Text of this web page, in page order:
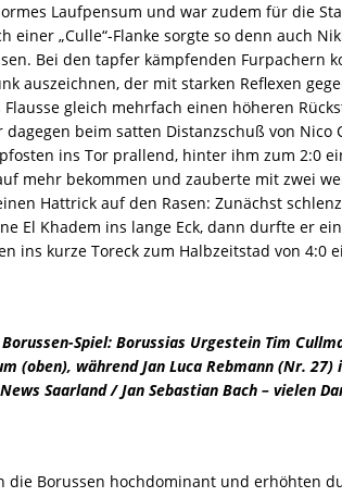
] Erstes Vorbereitungsspiel: Wieweit trägt die
] Fixe Termine für Borussia in der Verbandsliga
] Ein echtes Borussen-Herz hat aufgehört zu
] Borussias Botschafter bei der WM
STARTSEITE
] Die Gesundheit der Aktiven im Blick
]
Rund um die Uhr (fast) nur Borussia im Kopf
] Dicke Brocken im August
STARTSEITE
] Schwitzen unter sengender Sonne
STARTSEITE
Laufpensum und war zudem für die
einer „Culle“-Flanke sorgte so denn auch
Bei den tapfer kämpfenden Furpachern
auszeichnen, der mit starken Reflexen
gleich mehrfach einen höheren
beim satten Distanzschuß von Nico
ins Tor prallend, hinter ihm zum 2:0
mehr bekommen und zauberte mit zwei
Hattrick auf den Rasen: Zunächst
El Khadem ins lange Eck, dann durfte er
ins kurze Toreck zum Halbzeitstad von 4:0
Spiel: Borussias Urgestein Tim
(oben), während Jan Luca Rebmann (Nr. 27)
Saarland / Jan Sebastian Bach – vielen
die Borussen hochdominant und erhöhten